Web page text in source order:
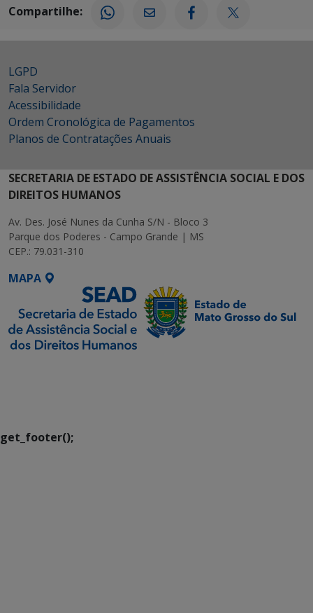
Compartilhe:
LGPD
Fala Servidor
Acessibilidade
Ordem Cronológica de Pagamentos
Planos de Contratações Anuais
SECRETARIA DE ESTADO DE ASSISTÊNCIA SOCIAL E DOS
DIREITOS HUMANOS
Av. Des. José Nunes da Cunha S/N - Bloco 3
Parque dos Poderes - Campo Grande | MS
CEP.: 79.031-310
MAPA
get_footer();